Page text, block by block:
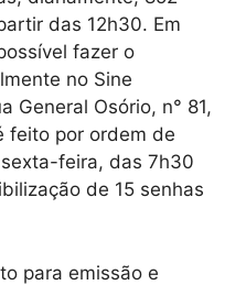
das 12h30. Em
fazer o
no Sine
General Osório, n° 81,
feito por ordem de
feira, das 7h30
de 15 senhas
para emissão e